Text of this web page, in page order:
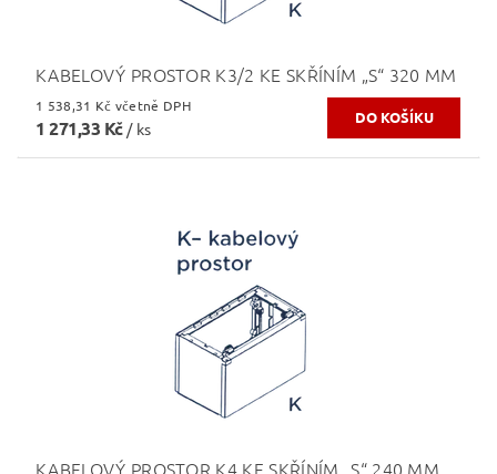
KABELOVÝ PROSTOR K3/2 KE SKŘÍNÍM „S“ 320 MM
1 538,31 Kč včetně DPH
1 271,33 Kč / ks
KABELOVÝ PROSTOR K4 KE SKŘÍNÍM „S“ 240 MM